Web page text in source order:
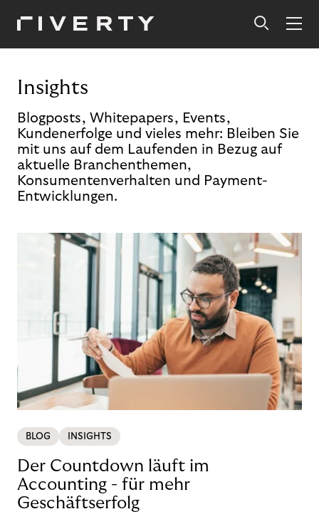
Insights
Blogposts, Whitepapers, Events,
Kundenerfolge und vieles mehr: Bleiben Sie
mit uns auf dem Laufenden in Bezug auf
aktuelle Branchenthemen,
Konsumentenverhalten und Payment-
Entwicklungen.
BLOG INSIGHTS
Der Countdown läuft im
Accounting - für mehr
Geschäftserfolg